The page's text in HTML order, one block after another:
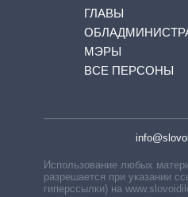
ГЛАВЫ
МЭРЫ
ВСЕ ПЕРСОНЫ
Использование любых
разрешается при указании
гиперссылки) на